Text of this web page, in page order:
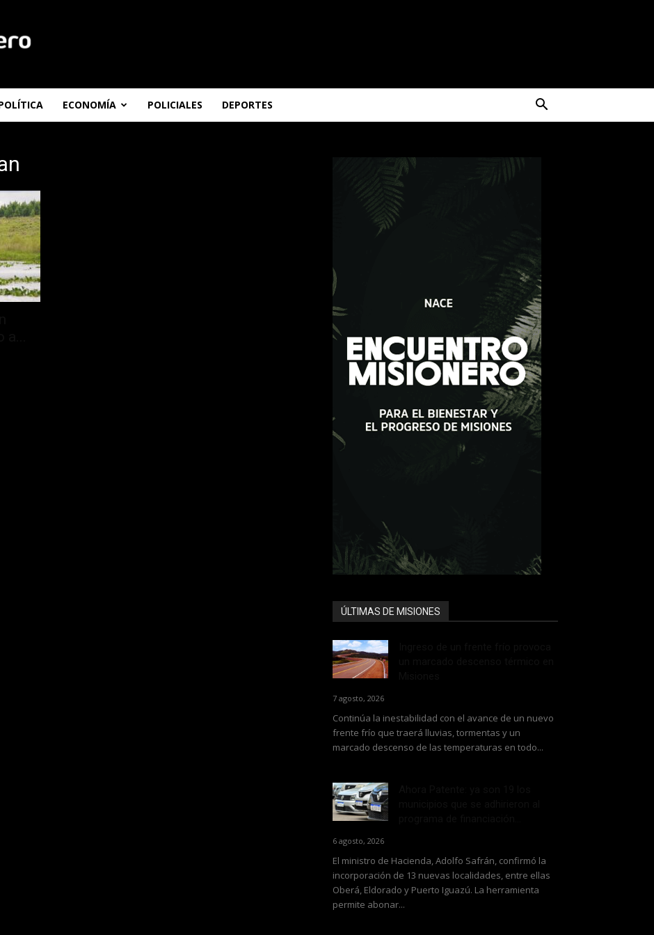
ECONOMÍA POLICIALES DEPORTES
ÚLTIMAS DE MISIONES
7 agosto, 2026
Continúa la inestabilidad con el avance de un nuevo
frente frío que traerá lluvias, tormentas y un
marcado descenso de las temperaturas en todo...
6 agosto, 2026
El ministro de Hacienda, Adolfo Safrán, confirmó la
incorporación de 13 nuevas localidades, entre ellas
Oberá, Eldorado y Puerto Iguazú. La herramienta
permite abonar...